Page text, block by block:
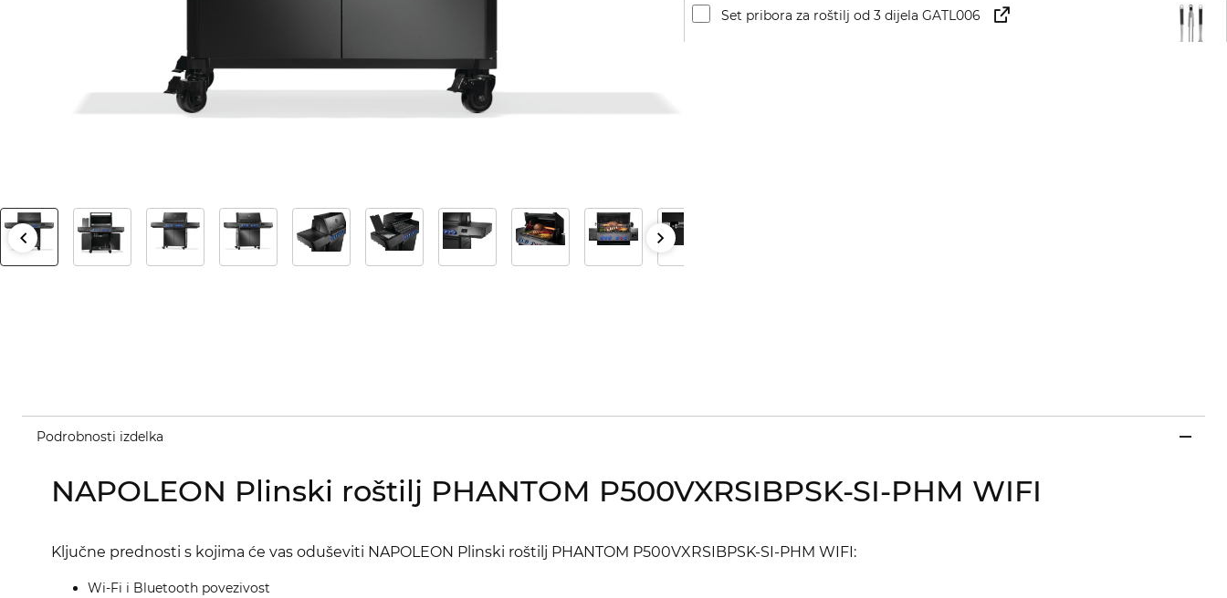
Set pribora za roštilj od 3 dijela GATL006
Podrobnosti izdelka
NAPOLEON Plinski roštilj PHANTOM P500VXRSIBPSK-SI-PHM WIFI
Ključne prednosti s kojima će vas oduševiti NAPOLEON Plinski roštilj PHANTOM P500VXRSIBPSK-SI-PHM WIFI:
Wi-Fi i Bluetooth povezivost